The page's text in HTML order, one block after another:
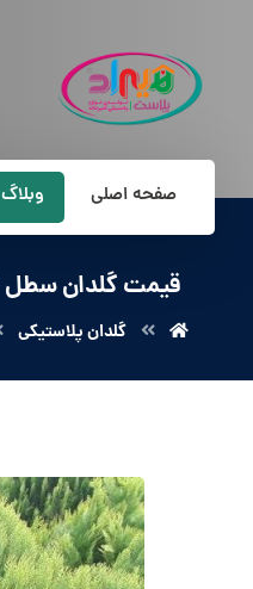
صفحه اصلی وبلاگ
قیمت گلدان سطل 12 مشکی عمده
گلدان پلاستیکی